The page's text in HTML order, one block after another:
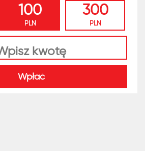
100
PLN
300
PLN
Wpłać